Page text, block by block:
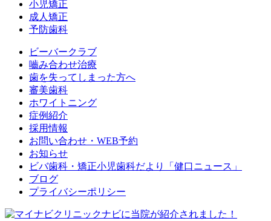
小児矯正
成人矯正
予防歯科
ビーバークラブ
嚙み合わせ治療
歯を失ってしまった方へ
審美歯科
ホワイトニング
症例紹介
採用情報
お問い合わせ・WEB予約
お知らせ
ビバ歯科・矯正小児歯科だより「健口ニュース」
ブログ
プライバシーポリシー